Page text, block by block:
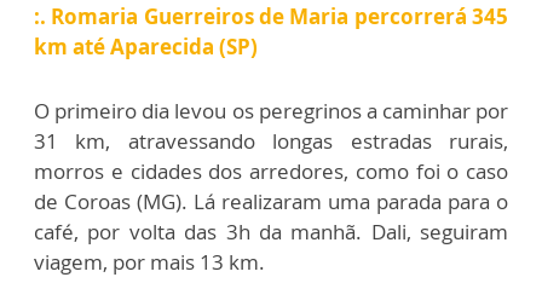
:. Romaria Guerreiros de Maria percorrerá 345
km até Aparecida (SP)
O primeiro dia levou os peregrinos a caminhar por
31 km, atravessando longas estradas rurais,
morros e cidades dos arredores, como foi o caso
de Coroas (MG). Lá realizaram uma parada para o
café, por volta das 3h da manhã. Dali, seguiram
viagem, por mais 13 km.